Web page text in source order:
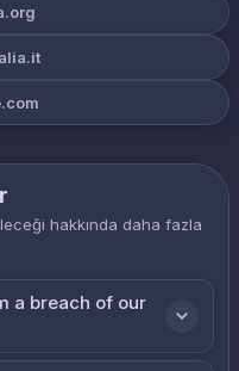
hakkında daha fazla
a breach of our